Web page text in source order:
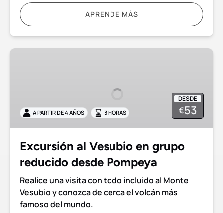
APRENDE MÁS
Excursión
reducido
desde
DESDE
€53
A PARTIR DE 4 AÑOS 3 HORAS
Excursión al Vesubio en grupo
reducido desde Pompeya
Realice una visita con todo incluido al Monte
Vesubio y conozca de cerca el volcán más
famoso del mundo.